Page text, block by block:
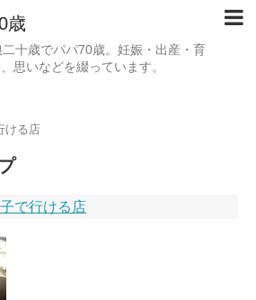
歳
十歳でパパ70歳。妊娠・出産・育
思いなどを綴っています。
ける店
で行ける店